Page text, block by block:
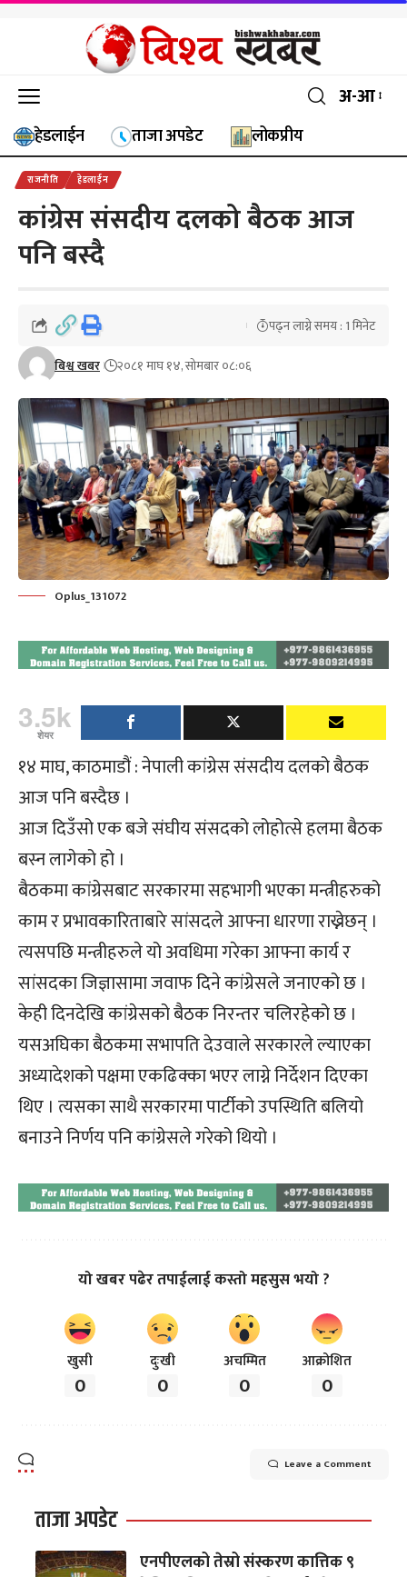
अ-आ
हेडलाईन ताजा अपडेट लोकप्रीय
राजनीति हेडलाईन
कांग्रेस संसदीय दलको बैठक आज
पनि बस्दै
बिश्व खबर २०८१ माघ १४, सोमबार ०८:०६
पढ्न लाग्ने समय : 1 मिनेट
Oplus_131072
3.5k
शेयर
१४ माघ, काठमाडौं : नेपाली कांग्रेस संसदीय दलको बैठक
आज पनि बस्दैछ ।
आज दिउँसो एक बजे संघीय संसदको लोहोत्से हलमा बैठक
बस्न लागेको हो ।
बैठकमा कांग्रेसबाट सरकारमा सहभागी भएका मन्त्रीहरुको
काम र प्रभावकारिताबारे सांसदले आफ्ना धारणा राख्नेछन् ।
त्यसपछि मन्त्रीहरुले यो अवधिमा गरेका आफ्ना कार्य र
सांसदका जिज्ञासामा जवाफ दिने कांग्रेसले जनाएको छ ।
केही दिनदेखि कांग्रेसको बैठक निरन्तर चलिरहेको छ ।
यसअघिका बैठकमा सभापति देउवाले सरकारले ल्याएका
अध्यादेशको पक्षमा एकढिक्का भएर लाग्ने निर्देशन दिएका
थिए । त्यसका साथै सरकारमा पार्टीको उपस्थिति बलियो
बनाउने निर्णय पनि कांग्रेसले गरेको थियो ।
यो खबर पढेर तपाईलाई कस्तो महसुस भयो ?
खुसी
0
दुःखी
0
अचम्मित
0
आक्रोशित
0
Leave a Comment
ताजा अपडेट
एनपीएलको तेस्रो संस्करण कात्तिक ९